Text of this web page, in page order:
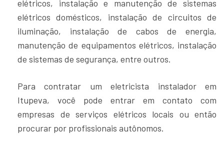
elétricos, instalação e manutenção de sistemas
elétricos domésticos, instalação de circuitos de
iluminação, instalação de cabos de energia,
manutenção de equipamentos elétricos, instalação
de sistemas de segurança, entre outros.
Para contratar um eletricista instalador em
Itupeva, você pode entrar em contato com
empresas de serviços elétricos locais ou então
procurar por profissionais autônomos.